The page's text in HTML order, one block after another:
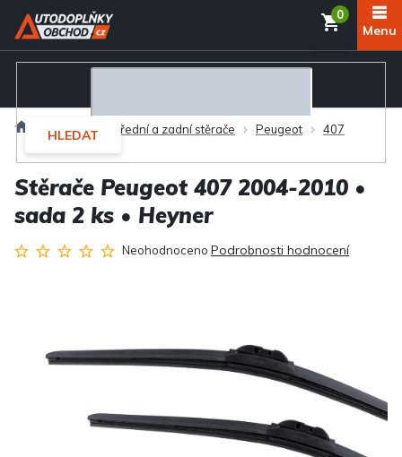
Přejít
obsah
HLEDAT
Exteriér Přední a zadní stěrače Peugeot 407
Stěrače Peugeot 407 2004-2010 •
sada 2 ks • Heyner
Průměrné
Neohodnoceno Podrobnosti hodnocení